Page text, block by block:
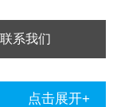
联系我们
点击展开+